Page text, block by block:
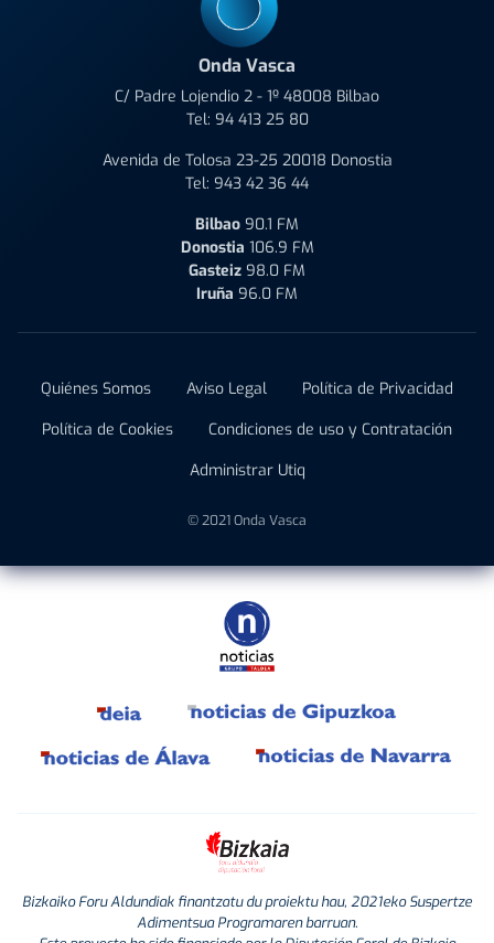
Onda Vasca
C/ Padre Lojendio 2 - 1º 48008 Bilbao
Tel: 94 413 25 80
Avenida de Tolosa 23-25 20018 Donostia
Tel: 943 42 36 44
Bilbao 90.1 FM
Donostia 106.9 FM
Gasteiz 98.0 FM
Iruña 96.0 FM
Quiénes Somos Aviso Legal
Política de Privacidad
Política de Cookies
Condiciones de uso y Contratación
Administrar Utiq
© 2021 Onda Vasca
Bizkaiko Foru Aldundiak finantzatu du proiektu hau, 2021eko Suspertze
Adimentsua Programaren barruan.